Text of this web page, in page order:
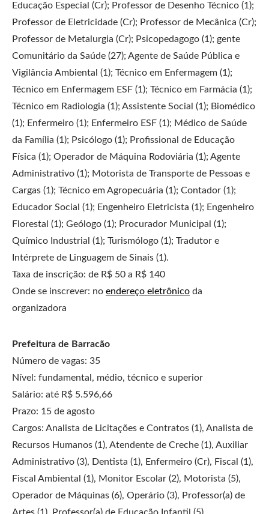
Educação Especial (Cr); Professor de Desenho Técnico (1);
Professor de Eletricidade (Cr); Professor de Mecânica (Cr);
Professor de Metalurgia (Cr); Psicopedagogo (1); gente
Comunitário da Saúde (27); Agente de Saúde Pública e
Vigilância Ambiental (1); Técnico em Enfermagem (1);
Técnico em Enfermagem ESF (1); Técnico em Farmácia (1);
Técnico em Radiologia (1); Assistente Social (1); Biomédico
(1); Enfermeiro (1); Enfermeiro ESF (1); Médico de Saúde
da Família (1); Psicólogo (1); Profissional de Educação
Física (1); Operador de Máquina Rodoviária (1); Agente
Administrativo (1); Motorista de Transporte de Pessoas e
Cargas (1); Técnico em Agropecuária (1); Contador (1);
Educador Social (1); Engenheiro Eletricista (1); Engenheiro
Florestal (1); Geólogo (1); Procurador Municipal (1);
Químico Industrial (1); Turismólogo (1); Tradutor e
Intérprete de Linguagem de Sinais (1).
Taxa de inscrição: de R$ 50 a R$ 140
Onde se inscrever: no endereço eletrônico da
organizadora
Prefeitura de Barracão
Número de vagas: 35
Nível: fundamental, médio, técnico e superior
Salário: até R$ 5.596,66
Prazo: 15 de agosto
Cargos: Analista de Licitações e Contratos (1), Analista de
Recursos Humanos (1), Atendente de Creche (1), Auxiliar
Administrativo (3), Dentista (1), Enfermeiro (Cr), Fiscal (1),
Fiscal Ambiental (1), Monitor Escolar (2), Motorista (5),
Operador de Máquinas (6), Operário (3), Professor(a) de